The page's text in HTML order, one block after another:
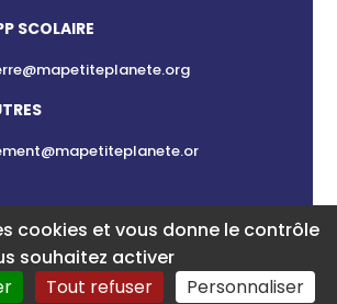
SCOLAIRE
cookies et vous donne le contrôle
souhaitez activer
Tout refuser Personnaliser